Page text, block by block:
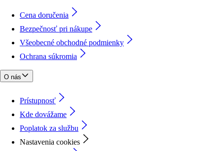
Cena doručenia
Bezpečnosť pri nákupe
Všeobecné obchodné podmienky
Ochrana súkromia
O nás
Prístupnosť
Kde dovážame
Poplatok za službu
Nastavenia cookies